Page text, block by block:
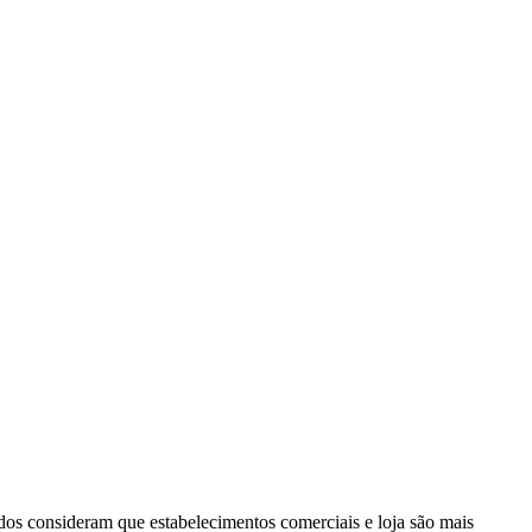
consideram que estabelecimentos comerciais e loja são mais